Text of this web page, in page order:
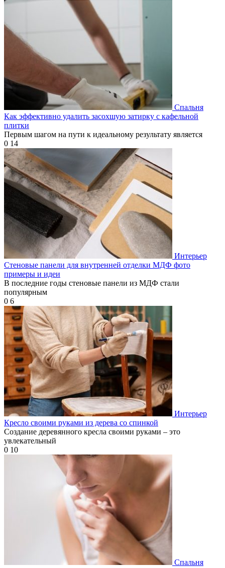
Спальня
Как эффективно удалить засохшую затирку с кафельной
плитки
Первым шагом на пути к идеальному результату является
0 14
Интерьер
Стеновые панели для внутренней отделки МДФ фото
примеры и идеи
В последние годы стеновые панели из МДФ стали
популярным
0 6
Интерьер
Кресло своими руками из дерева со спинкой
Создание деревянного кресла своими руками – это
увлекательный
0 10
Спальня